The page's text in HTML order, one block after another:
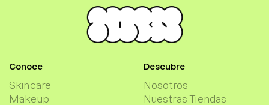
Conoce
Skincare
Makeup
Descubre
Nosotros
Nuestras Tiendas